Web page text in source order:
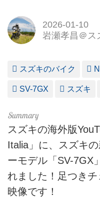
2026-01-10
岩瀬孝昌＠ス
スズキのバイク
SV-7GX スズキ
スズキの海外版
Italia」に、スズキ
ーモデル「SV-7GX
れました！足つき
映像です！